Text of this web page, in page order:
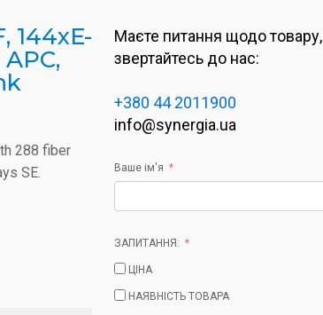
144xE-
288 fiber
SE.
Маєте питання щодо товару,
звертайтесь до нас:
+380 44 2011900
info@synergia.ua
Ваше ім'я
ЗАПИТАННЯ:
ЦІНА
НАЯВНІСТЬ ТОВАРА